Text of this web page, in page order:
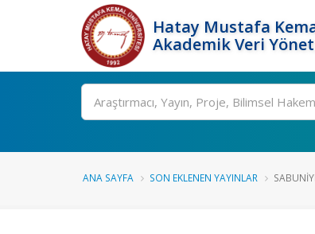
Hatay Mustafa
Akademik Veri
Ara
ANA SAYFA SON EKLENEN YAYINLAR